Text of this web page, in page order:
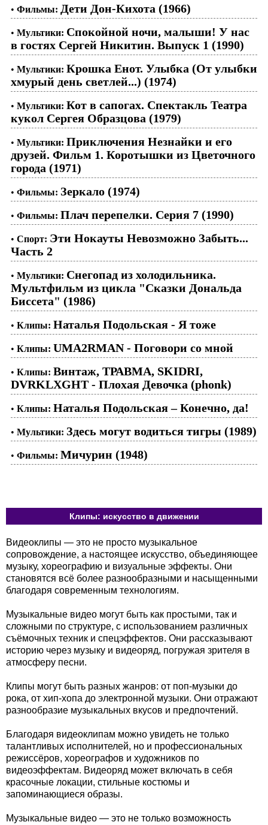
• Фильмы: Дети Дон-Кихота (1966)
• Мультики: Спокойной ночи, малыши! У нас
в гостях Сергей Никитин. Выпуск 1 (1990)
• Мультики: Крошка Енот. Улыбка (От улыбки
хмурый день светлей...) (1974)
• Мультики: Кот в сапогах. Спектакль Театра
кукол Сергея Образцова (1979)
• Мультики: Приключения Незнайки и его
друзей. Фильм 1. Коротышки из Цветочного
города (1971)
• Фильмы: Зеркало (1974)
• Фильмы: Плач перепелки. Серия 7 (1990)
• Спорт: Эти Нокауты Невозможно Забыть...
Часть 2
• Мультики: Снегопад из холодильника.
Мультфильм из цикла "Сказки Дональда
Биссета" (1986)
• Клипы: Наталья Подольская - Я тоже
• Клипы: UMA2RMAN - Поговори со мной
• Клипы: Винтаж, ТРАВМА, SKIDRI,
DVRKLXGHT - Плохая Девочка (phonk)
• Клипы: Наталья Подольская – Конечно, да!
• Мультики: Здесь могут водиться тигры (1989)
• Фильмы: Мичурин (1948)
Клипы: искусство в движении
Видеоклипы — это не просто музыкальное
сопровождение, а настоящее искусство, объединяющее
музыку, хореографию и визуальные эффекты. Они
становятся всё более разнообразными и насыщенными
благодаря современным технологиям.
Музыкальные видео могут быть как простыми, так и
сложными по структуре, с использованием различных
съёмочных техник и спецэффектов. Они рассказывают
историю через музыку и видеоряд, погружая зрителя в
атмосферу песни.
Клипы могут быть разных жанров: от поп-музыки до
рока, от хип-хопа до электронной музыки. Они отражают
разнообразие музыкальных вкусов и предпочтений.
Благодаря видеоклипам можно увидеть не только
талантливых исполнителей, но и профессиональных
режиссёров, хореографов и художников по
видеоэффектам. Видеоряд может включать в себя
красочные локации, стильные костюмы и
запоминающиеся образы.
Музыкальные видео — это не только возможность